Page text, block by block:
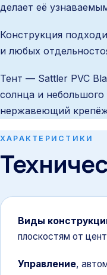
делает её
Конструкция
и любых
Тент — Sattler PVC
солнца и
нержавеющий
ХАРАКТЕРИСТИКИ
Виды
плоскостям от
Управление,